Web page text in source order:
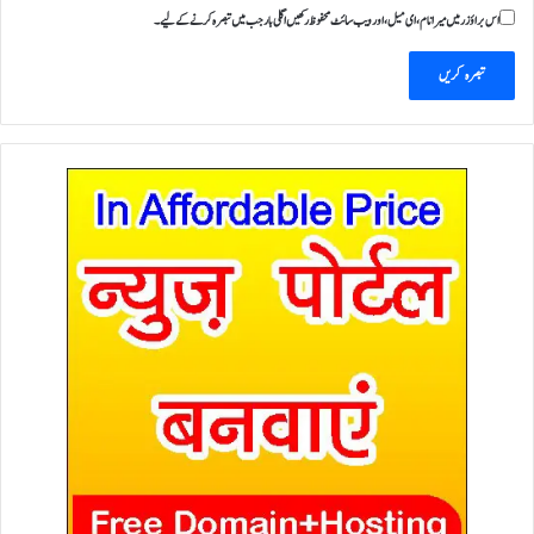
اس براؤزر میں میرا نام، ای میل، اور ویب سائٹ محفوظ رکھیں اگلی بار جب میں تبصرہ کرنے کےلیے۔